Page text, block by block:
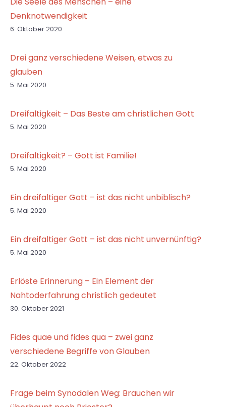
Denknotwendigkeit
6. Oktober 2020
Drei ganz verschiedene Weisen, etwas zu
glauben
5. Mai 2020
Dreifaltigkeit – Das Beste am christlichen Gott
5. Mai 2020
Dreifaltigkeit? – Gott ist Familie!
5. Mai 2020
Ein dreifaltiger Gott – ist das nicht unbiblisch?
5. Mai 2020
Ein dreifaltiger Gott – ist das nicht unvernünftig?
5. Mai 2020
Erlöste Erinnerung – Ein Element der
Nahtoderfahrung christlich gedeutet
30. Oktober 2021
Fides quae und fides qua – zwei ganz
verschiedene Begriffe von Glauben
22. Oktober 2022
Frage beim Synodalen Weg: Brauchen wir